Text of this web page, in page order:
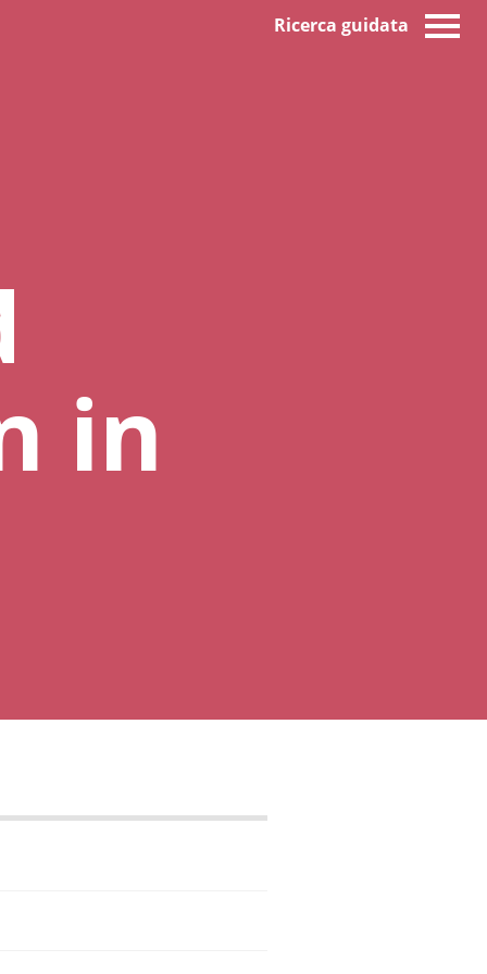
Ricerca guidata
in